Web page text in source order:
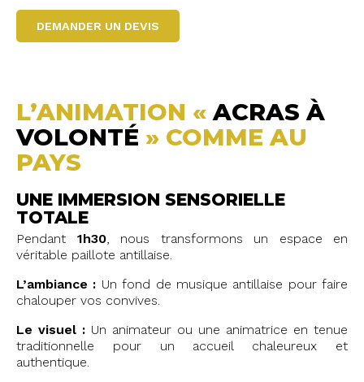
DEMANDER UN DEVIS
L’ANIMATION « ACRAS À
VOLONTÉ » COMME AU
PAYS
UNE IMMERSION SENSORIELLE
TOTALE
Pendant 1h30, nous transformons un espace en
véritable paillote antillaise.
L’ambiance : Un fond de musique antillaise pour faire
chalouper vos convives.
Le visuel : Un animateur ou une animatrice en tenue
traditionnelle pour un accueil chaleureux et
authentique.